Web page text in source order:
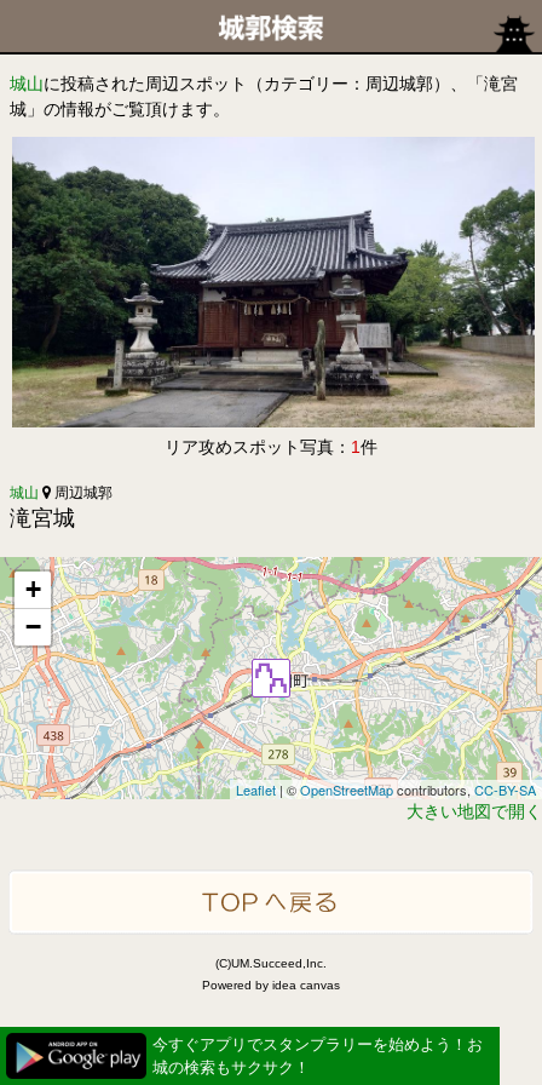
城山に投稿された周辺スポット（カテゴリー：周辺城郭）、「滝宮
城」の情報がご覧頂けます。
リア攻めスポット写真： 1件
城山 周辺城郭
滝宮城
+
−
Leaflet| ©OpenStreetMapcontributors, CC-BY-SA
大きい地図で開く
(C)UM.Succeed,Inc.
Powered by idea canvas
今すぐアプリでスタンプラリーを始めよう！お
城の検索もサクサク！